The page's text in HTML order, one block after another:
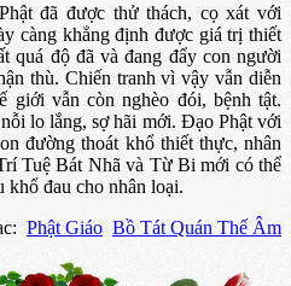
đã được thử thách, cọ xát với
càng khẳng định được giá trị thiết
quá độ đã và đang đẩy con người
thù. Chiến tranh vì vậy vẫn diễn
giới vẫn còn nghèo đói, bệnh tật.
lo lắng, sợ hãi mới. Ðạo Phật với
đường thoát khổ thiết thực, nhân
Tuệ Bát Nhã và Từ Bi mới có thể
khổ đau cho nhân loại.
Phật Giáo Bồ Tát Quán Thế Âm